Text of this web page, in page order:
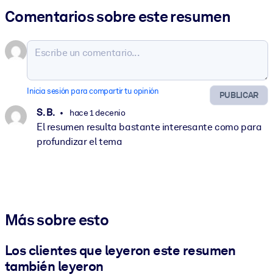
Comentarios sobre este resumen
PUBLICAR
Inicia sesión para compartir tu opinión
S. B. hace 1 decenio
El resumen resulta bastante interesante como para
profundizar el tema
Más sobre esto
Los clientes que leyeron este resumen
también leyeron